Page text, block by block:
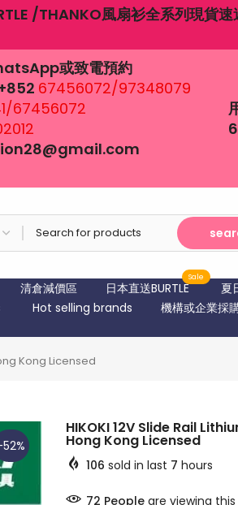
或致電預約
67456072/97348079
67456072
清倉減價區 日本直送BURTLE
Sale
夏
Hot selling brands
機構或企業採
Kong Licensed
HIKOKI 12V Slide Rail
Hong Kong Licensed
106 sold in last 7 hours
74 People are viewing